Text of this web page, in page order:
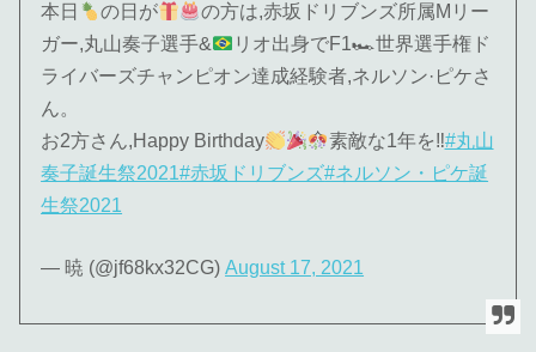
本日 の日が
の方は,赤坂ドリブンズ所属Mリー
ガー,丸山奏子選手&
リオ出身でF1🏎世界選手権ド
ライバーズチャンピオン達成経験者,ネルソン·ピケさ
ん。
お2方さん,Happy Birthday
素敵な1年を‼#丸山
奏子誕生祭2021#赤坂ドリブンズ#ネルソン・ピケ誕
生祭2021
— 暁 (@jf68kx32CG)August 17, 2021